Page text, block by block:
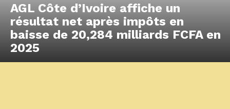
AGL Côte d’Ivoire affiche un
résultat net après impôts en
baisse de 20,284 milliards FCFA en
2025